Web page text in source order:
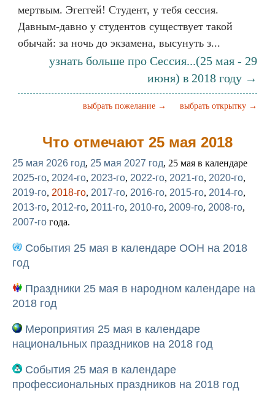
мертвым. Эгеггей! Студент, у тебя сессия.
Давным-давно у студентов существует такой
обычай: за ночь до экзамена, высунуть з...
узнать больше про Сессия...(25 мая - 29
июня) в 2018 году →
выбрать открытку →
выбрать пожелание →
Что отмечают 25 мая 2018
25 мая 2026 год, 25 мая 2027 год, 25 мая в календаре
2025-го, 2024-го, 2023-го, 2022-го, 2021-го, 2020-го,
2019-го, 2018-го, 2017-го, 2016-го, 2015-го, 2014-го,
2013-го, 2012-го, 2011-го, 2010-го, 2009-го, 2008-го,
2007-го года.
События 25 мая в календаре ООН на 2018
год
Праздники 25 мая в народном календаре на
2018 год
Мероприятия 25 мая в календаре
национальных праздников на 2018 год
События 25 мая в календаре
профессиональных праздников на 2018 год